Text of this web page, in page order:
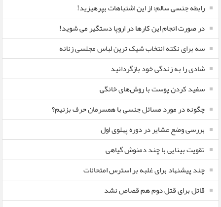
رابطه جنسی سالم؛ از این اشتباهات بپرهیزید!
در صورت انجام این کارها در اروپا دستگیر می شوید!
سه برای نکته انتخاب شیک ترین لباس مجلسی زنانه
شادی را به زندگی خود بازگردانید
سفید کردن پوست با روش‌های خانگی
چگونه در مورد مسائل جنسی با همسرمان حرف بزنیم؟
بررسی وضع عشایر در دوره پهلوی اول
تقویت بینایی با چند دمنوش گیاهی
چند پیشنهاد برای غلبه بر استرس امتحانات
قاتل برای قتل دوم هم قصاص نشد